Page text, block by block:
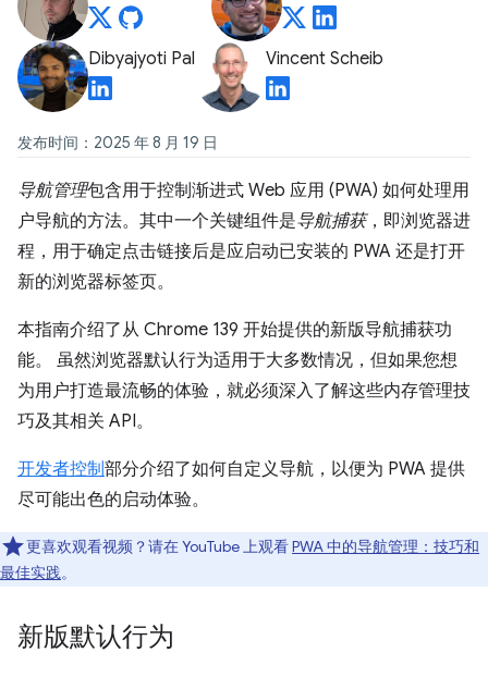
Dibyajyoti Pal Vincent Scheib
发布时间：2025 年 8 月 19 日
导航管理包含用于控制渐进式 Web 应用 (PWA) 如何处理用
户导航的方法。其中一个关键组件是导航捕获，即浏览器进
程，用于确定点击链接后是应启动已安装的 PWA 还是打开
新的浏览器标签页。
本指南介绍了从 Chrome 139 开始提供的新版导航捕获功
能。 虽然浏览器默认行为适用于大多数情况，但如果您想
为用户打造最流畅的体验，就必须深入了解这些内存管理技
巧及其相关 API。
开发者控制部分介绍了如何自定义导航，以便为 PWA 提供
尽可能出色的启动体验。
更喜欢观看视频？请在 YouTube 上观看PWA 中的导航管理：技巧和
最佳实践。
新版默认行为